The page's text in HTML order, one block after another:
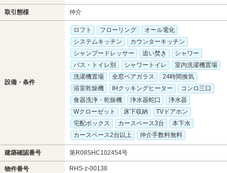
取引態様 仲介
設備・条件
ロフト フローリング
オール電化
システムキッチン
カウンターキッチン
シャンプードレッサー
追い焚き
シャワー
バス・トイレ別
シャワートイレ
室内洗濯機置場
洗濯機置場
全窓ペアガラス
24時間換気
浴室乾燥機
IHクッキングヒーター
コンロ三口
食器洗浄・乾燥機
浄水器蛇口
浄水器
Wクローゼット
床下収納
TVドアホン
宅配ボックス
カースペース3台
本下水
カースペース2台以上
仲介手数料無料
建築確認番号 第R08SHC102454号
物件番号 RHS-z-00138